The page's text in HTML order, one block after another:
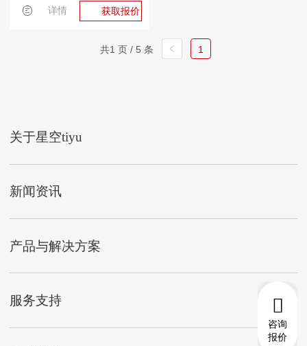
详情 获取报价
共1 页 / 5 条 1
关于星空tiyu
新闻资讯
产品与解决方案
服务支持
咨询
报价